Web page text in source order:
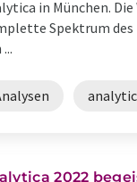
in München.
Spektrum des
2022